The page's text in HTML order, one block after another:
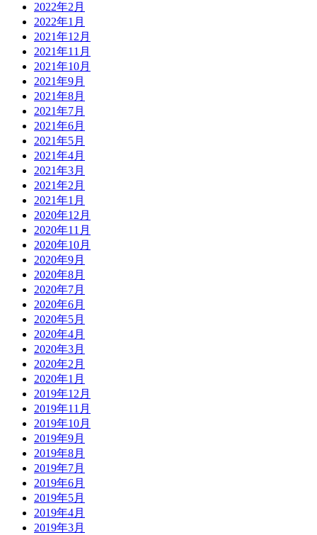
2022年2月
2022年1月
2021年12月
2021年11月
2021年10月
2021年9月
2021年8月
2021年7月
2021年6月
2021年5月
2021年4月
2021年3月
2021年2月
2021年1月
2020年12月
2020年11月
2020年10月
2020年9月
2020年8月
2020年7月
2020年6月
2020年5月
2020年4月
2020年3月
2020年2月
2020年1月
2019年12月
2019年11月
2019年10月
2019年9月
2019年8月
2019年7月
2019年6月
2019年5月
2019年4月
2019年3月